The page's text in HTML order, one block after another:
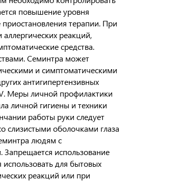
повышение уровня
терапии. При
реакций,
средства.
Семинтра может
и симптоматическими
антигипертензивных
Меры личной профилактики
личной гигиены и техники
работы руки следует
слизистыми оболочками глаза
людям с
использование
для бытовых
реакций или при